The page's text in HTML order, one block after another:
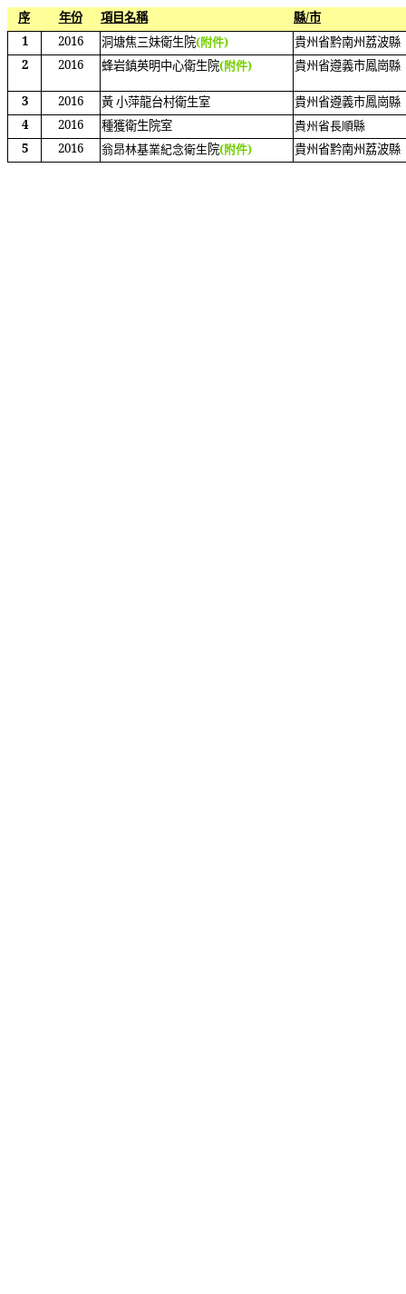
序 年份 項目名稱 縣/市
1
2016 洞塘焦三妹衛生院(附件)
貴州省黔南州荔波縣
2
2016 蜂岩鎮英明中心衛生院(附件) 貴州省遵義市鳳崗縣
3 2016 黃 小萍龍台村衛生室
貴州省遵義市鳳崗縣
4
2016 種獲衛生院室
貴州省長順縣
5
2016 翁昂林基業紀念衛生院(附件) 貴州省黔南州荔波縣